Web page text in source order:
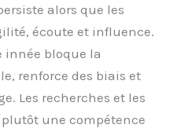
alors que les
écoute et influence.
innée bloque la
renforce des biais et
Les recherches et les
une compétence